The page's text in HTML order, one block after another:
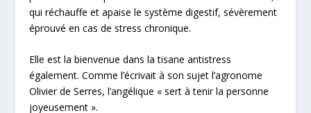
qui réchauffe et apaise le système digestif, sévèrement
éprouvé en cas de stress chronique.
Elle est la bienvenue dans la tisane antistress
également. Comme l’écrivait à son sujet l’agronome
Olivier de Serres, l’angélique « sert à tenir la personne
joyeusement ».